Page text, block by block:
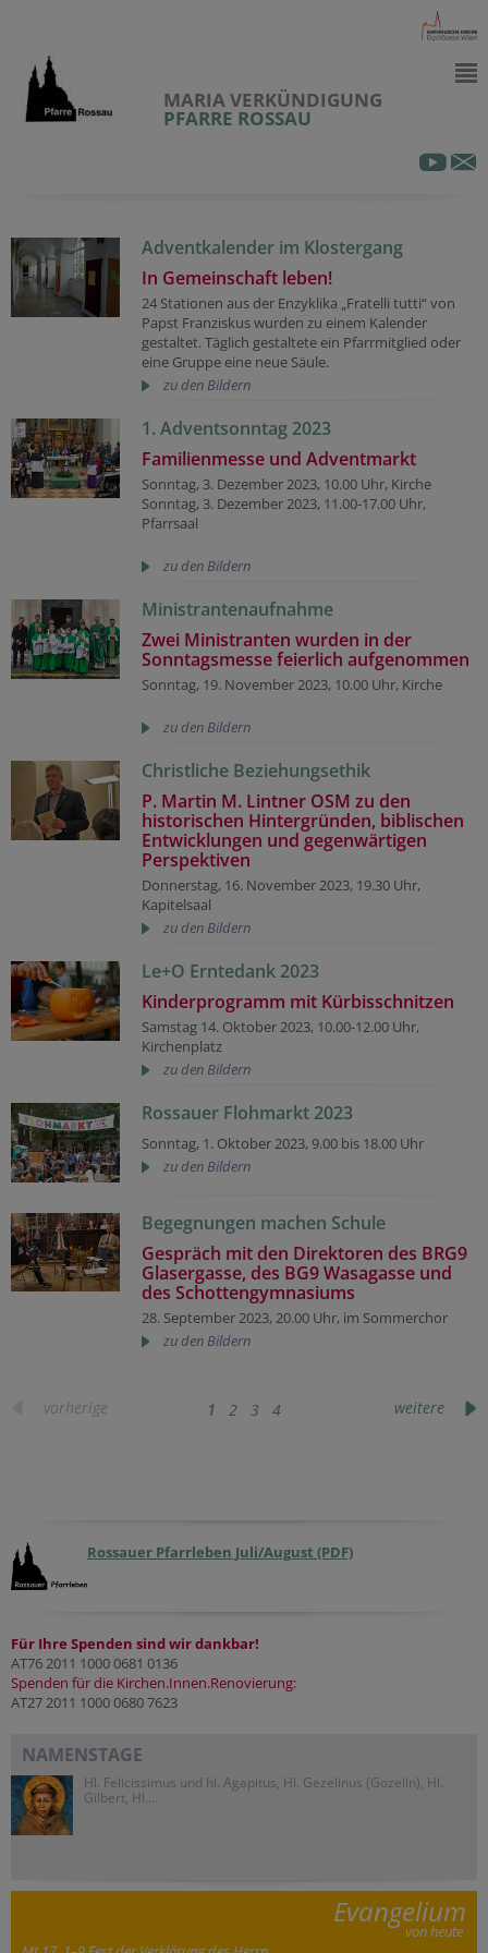
MARIA VERKÜNDIGUNG
PFARRE ROSSAU
Adventkalender im Klostergang
In Gemeinschaft leben!
24 Stationen aus der Enzyklika „Fratelli tutti“ von
Papst Franziskus wurden zu einem Kalender
gestaltet. Täglich gestaltete ein Pfarrmitglied oder
eine Gruppe eine neue Säule.
zu den Bildern
1. Adventsonntag 2023
Familienmesse und Adventmarkt
Sonntag, 3. Dezember 2023, 10.00 Uhr, Kirche
Sonntag, 3. Dezember 2023, 11.00-17.00 Uhr,
Pfarrsaal
zu den Bildern
Ministrantenaufnahme
Zwei Ministranten wurden in der
Sonntagsmesse feierlich aufgenommen
Sonntag, 19. November 2023, 10.00 Uhr, Kirche
zu den Bildern
Christliche Beziehungsethik
P. Martin M. Lintner OSM zu den
historischen Hintergründen, biblischen
Entwicklungen und gegenwärtigen
Perspektiven
Donnerstag, 16. November 2023, 19.30 Uhr,
Kapitelsaal
zu den Bildern
Le+O Erntedank 2023
Kinderprogramm mit Kürbisschnitzen
Samstag 14. Oktober 2023, 10.00-12.00 Uhr,
Kirchenplatz
zu den Bildern
Rossauer Flohmarkt 2023
Sonntag, 1. Oktober 2023, 9.00 bis 18.00 Uhr
zu den Bildern
Begegnungen machen Schule
Gespräch mit den Direktoren des BRG9
Glasergasse, des BG9 Wasagasse und
des Schottengymnasiums
28. September 2023, 20.00 Uhr, im Sommerchor
zu den Bildern
vorherige 1 2 3 4 weitere
Rossauer Pfarrleben Juli/August (PDF)
Für Ihre Spenden sind wir dankbar!
AT76 2011 1000 0681 0136
Spenden für die Kirchen.Innen.Renovierung:
AT27 2011 1000 0680 7623
NAMENSTAGE
Hl. Felicissimus und hl. Agapitus, Hl. Gezelinus (Gozelin), Hl.
Gilbert, Hl....
Evangelium
von heute